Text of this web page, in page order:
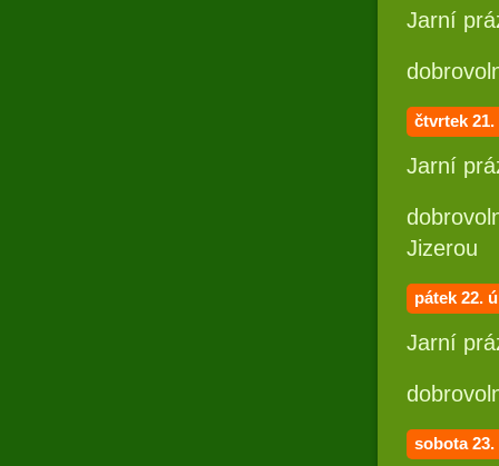
Jarní
čtvrtek 21.
Jarní
Jizerou
pátek 22.
Jarní
sobota